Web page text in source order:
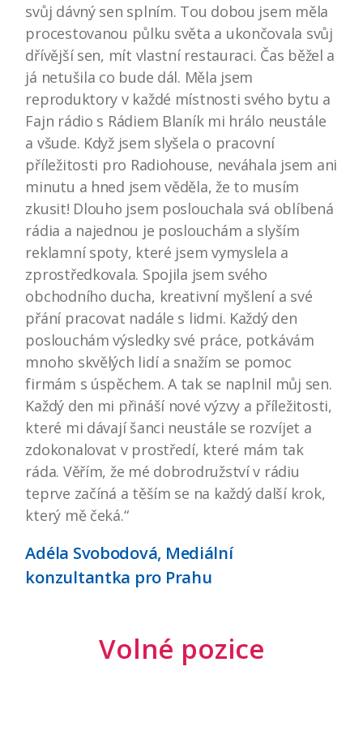
svůj dávný sen splním. Tou dobou jsem měla
procestovanou půlku světa a ukončovala svůj
dřívější sen, mít vlastní restauraci. Čas běžel a
já netušila co bude dál. Měla jsem
reproduktory v každé místnosti svého bytu a
Fajn rádio s Rádiem Blaník mi hrálo neustále
a všude. Když jsem slyšela o pracovní
příležitosti pro Radiohouse, neváhala jsem ani
minutu a hned jsem věděla, že to musím
zkusit! Dlouho jsem poslouchala svá oblíbená
rádia a najednou je poslouchám a slyším
reklamní spoty, které jsem vymyslela a
zprostředkovala. Spojila jsem svého
obchodního ducha, kreativní myšlení a své
přání pracovat nadále s lidmi. Každý den
poslouchám výsledky své práce, potkávám
mnoho skvělých lidí a snažím se pomoc
firmám s úspěchem. A tak se naplnil můj sen.
Každý den mi přináší nové výzvy a příležitosti,
které mi dávají šanci neustále se rozvíjet a
zdokonalovat v prostředí, které mám tak
ráda. Věřím, že mé dobrodružství v rádiu
teprve začíná a těším se na každý další krok,
který mě čeká.“
Adéla Svobodová, Mediální
konzultantka pro Prahu
Volné pozice